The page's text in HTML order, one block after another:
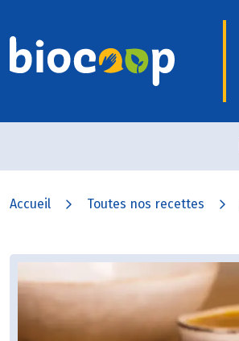
Accueil Toutes nos recettes